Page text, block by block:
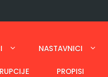
NASTAVNICI
PROPISI